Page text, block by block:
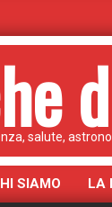
salute,
SIAMO LA